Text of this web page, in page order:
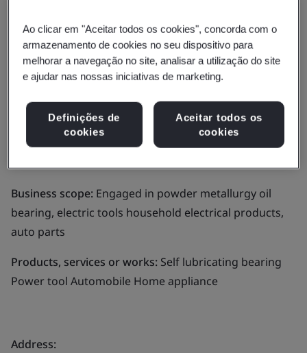
Porite YangZhou
Technology&industry
Co.,Ltd.
Business scope: Engaged in powder metallurgy oil
bearing, electric tools household electrical products,
auto parts
Products, services or works: Self lubricating bearing
Power tool Automobile Home appliance
Address:
Ao clicar em "Aceitar todos os cookies", concorda com o
armazenamento de cookies no seu dispositivo para
melhorar a navegação no site, analisar a utilização do site
e ajudar nas nossas iniciativas de marketing.
Definições de
cookies
Aceitar todos os
cookies